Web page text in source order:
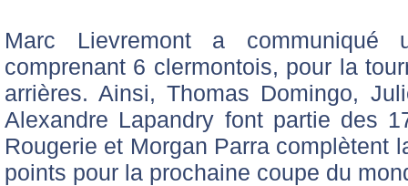
Marc Lievremont a
comprenant 6 clermontois, pour la
arrières. Ainsi, Thomas Domingo,
Alexandre Lapandry font partie des
Rougerie et Morgan Parra complètent
points pour la prochaine coupe du